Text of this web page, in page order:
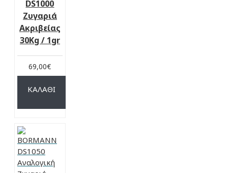
DS1000
Ζυγαριά
Ακριβείας
30Kg / 1gr
69,00€
ΚΑΛΆΘΙ